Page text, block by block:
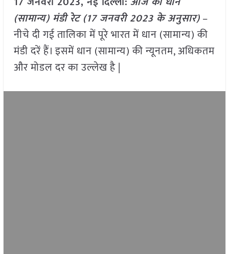
(सामान्य) मंडी रेट (17 जनवरी 2023 के अनुसार)–
नीचे दी गई तालिका में पूरे भारत में धान (सामान्य) की
मंडी दरें हैं। इसमें धान (सामान्य) की न्यूनतम, अधिकतम
और मोडल दर का उल्लेख है |